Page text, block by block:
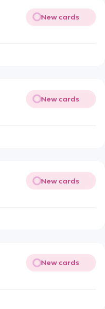
New cards
New cards
New cards
New cards